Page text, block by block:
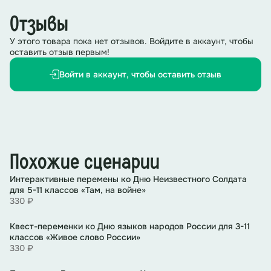
в истории. И самыми уязвимыми жертвами нацистов
стали дети.
Участникам игры предстоит отправиться в прошлое и
узнать о событиях и ключевых моментах Холокоста
через реальные истории детей – свидетелей тех
страшных дней. Изучая документальные материалы и
Ответственный за станцию ведущий рассказывает
информацию, и объясняет суть задания
Германия, 30-е годы прошлого века. В ночь 10 ноября
1938 года маленький Даниэль проснулся в центре
городе проснулась маленькая Ханна и сотни
Отзывы
У этого товара пока нет отзывов. Войдите в аккаунт, чтобы
оставить отзыв первым!
Войти в аккаунт, чтобы оставить отзыв
Похожие сценарии
Интерактивные перемены ко Дню Неизвестного Солдата
для 5-11 классов «Там, на войне»
330 ₽
Квест-переменки ко Дню языков народов России для 3-11
классов «Живое слово России»
330 ₽